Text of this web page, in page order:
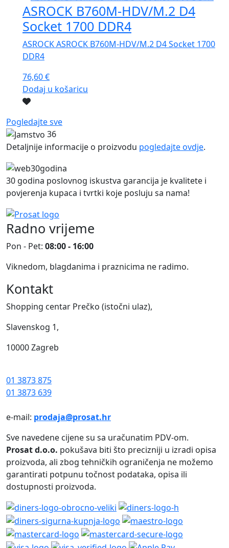
ASROCK B760M-HDV/M.2 D4
Socket 1700 DDR4
ASROCK ASROCK B760M-HDV/M.2 D4 Socket 1700
DDR4
76,60€
Dodaj u košaricu
Pogledajte sve
36
Detaljnije informacije o proizvodu pogledajte ovdje.
30 godina poslovnog iskustva garancija je kvalitete i
povjerenja kupaca i tvrtki koje posluju sa nama!
Radno vrijeme
Pon - Pet: 08:00 - 16:00
Viknedom, blagdanima i praznicima ne radimo.
Kontakt
Shopping centar Prečko (istočni ulaz),
Slavenskog 1,
10000 Zagreb
01 3873 875
01 3873 639
e-mail: prodaja@prosat.hr
Sve navedene cijene su sa uračunatim PDV-om.
Prosat d.o.o. pokušava biti što precizniji u izradi opisa
proizvoda, ali zbog tehničkih ograničenja ne možemo
garantirati potpunu točnost podataka, opisa ili
dostupnosti proizvoda.